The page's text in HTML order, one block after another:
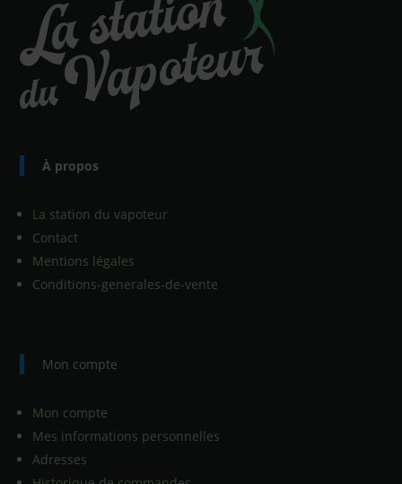
À propos
La station du vapoteur
Contact
Mentions légales
Conditions-generales-de-vente
Mon compte
Mon compte
Mes informations personnelles
Adresses